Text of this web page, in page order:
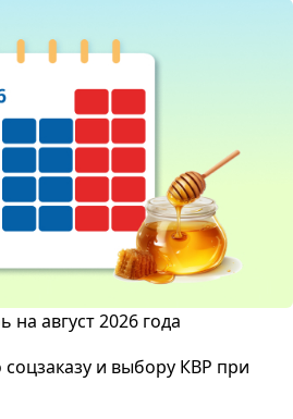
август 2026 года
и выбору КВР при